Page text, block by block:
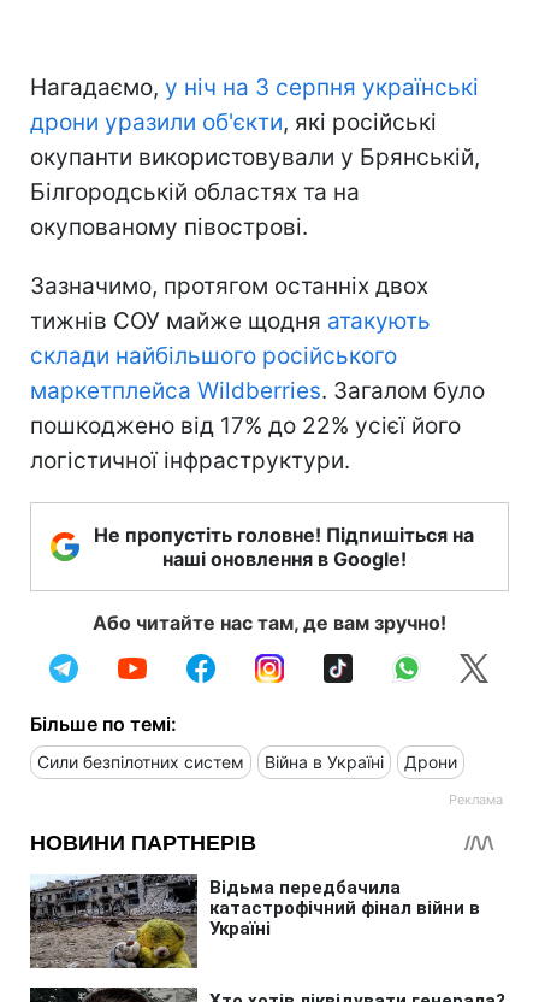
Нагадаємо, у ніч на 3 серпня українські
дрони уразили об'єкти, які російські
окупанти використовували у Брянській,
Білгородській областях та на
окупованому півострові.
Зазначимо, протягом останніх двох
тижнів СОУ майже щодня атакують
склади найбільшого російського
маркетплейса Wildberries. Загалом було
пошкоджено від 17% до 22% усієї його
логістичної інфраструктури.
Не пропустіть головне! Підпишіться на
наші оновлення в Google!
Або читайте нас там, де вам зручно!
Більше по темі:
Сили безпілотних систем Війна в Україні Дрони